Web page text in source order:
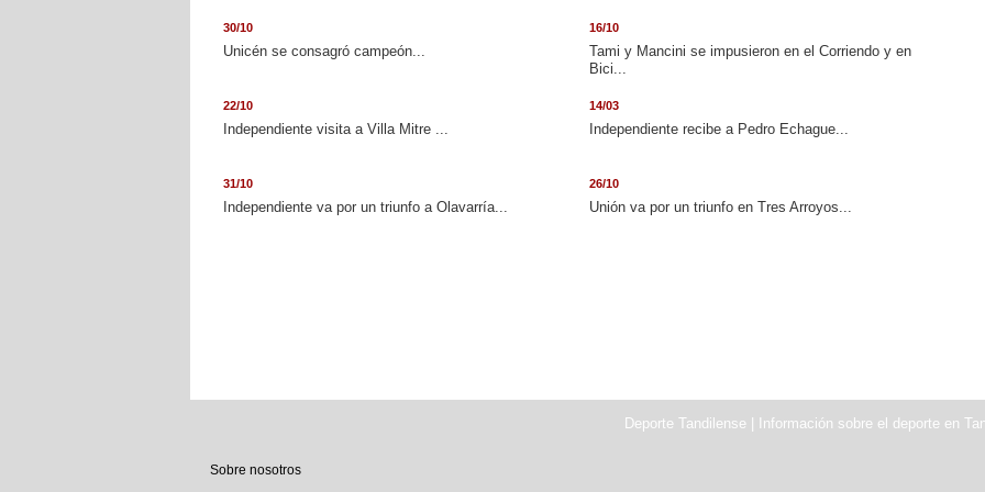
30/10
Unicén se consagró campeón...
16/10
Tami y Mancini se impusieron en el Corriendo y en
Bici...
22/10
Independiente visita a Villa Mitre ...
14/03
Independiente recibe a Pedro Echague...
31/10
Independiente va por un triunfo a Olavarría...
26/10
Unión va por un triunfo en Tres Arroyos...
Deporte Tandilense | Información sobre el deporte en
Sobre nosotros